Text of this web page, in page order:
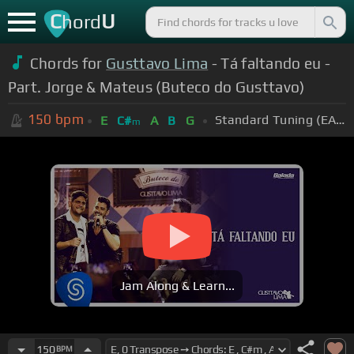
ChordU
Chords for Gusttavo Lima - Tá faltando eu -
Part. Jorge & Mateus (Buteco do Gusttavo)
150 bpm E C#m A B G Standard Tuning (EADGBE)
Jam Along & Learn...
150BPM